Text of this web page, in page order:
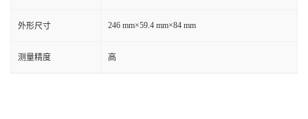
外形尺寸 246 mm×59.4 mm×84 mm
测量精度 高